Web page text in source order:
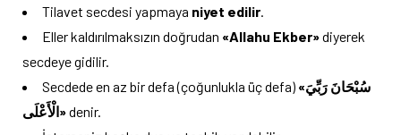
Tilavet secdesi yapmaya niyet edilir
Eller kaldırılmaksızın doğrudan «Allahu Ekber»diyerek
secdeye gidilir.
Secdede en az bir defa (çoğunlukla üç defa) «سُبْحَانَ رَبِّيَ
الْأَعْلَى»denir.